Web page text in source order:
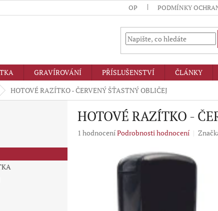
OP PODMÍNKY
GRAVÍROVÁNÍ PŘÍSLUŠENSTVÍ ČLÁNKY
HOTOVÉ RAZÍTKO - ČERVENÝ ŠŤASTNÝ OBLIČEJ
HOTOVÉ RAZÍTKO -
Průměrné
1 hodnoceníPodrobnosti hodnocení